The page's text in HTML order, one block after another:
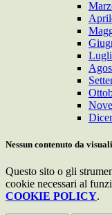
Nessun contenuto da
Questo sito o gli
cookie necessari al
COOKIE POLICY.